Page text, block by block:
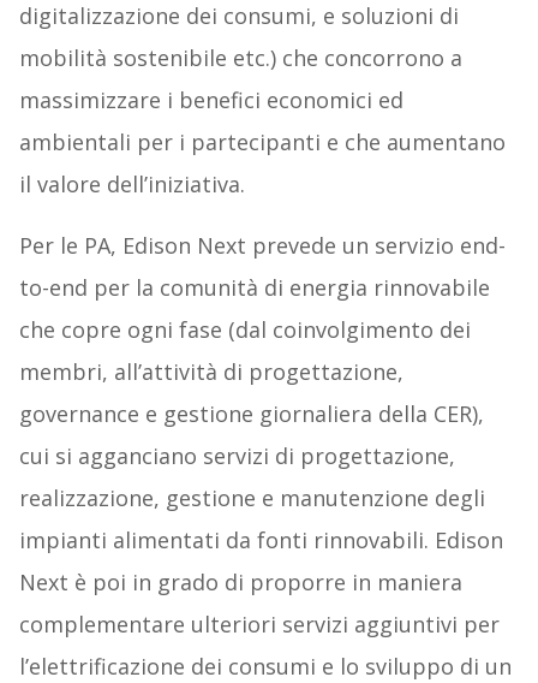
digitalizzazione dei consumi, e soluzioni di
mobilità sostenibile etc.) che concorrono a
massimizzare i benefici economici ed
ambientali per i partecipanti e che aumentano
il valore dell’iniziativa.
Per le PA, Edison Next prevede un servizio end-
to-end per la comunità di energia rinnovabile
che copre ogni fase (dal coinvolgimento dei
membri, all’attività di progettazione,
governance e gestione giornaliera della CER),
cui si agganciano servizi di progettazione,
realizzazione, gestione e manutenzione degli
impianti alimentati da fonti rinnovabili. Edison
Next è poi in grado di proporre in maniera
complementare ulteriori servizi aggiuntivi per
l’elettrificazione dei consumi e lo sviluppo di un